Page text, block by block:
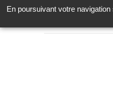
En poursuivant votre